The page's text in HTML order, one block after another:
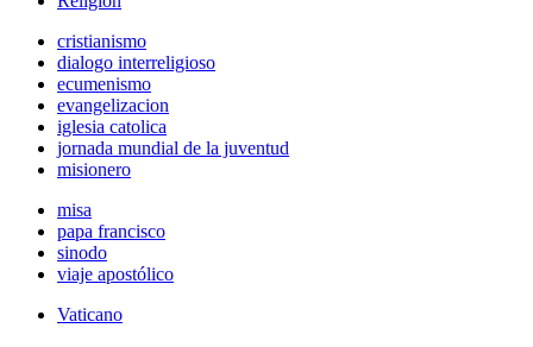
cristianismo
dialogo interreligioso
ecumenismo
evangelizacion
iglesia catolica
jornada mundial de la juventud
misionero
misa
papa francisco
sinodo
viaje apostólico
Vaticano